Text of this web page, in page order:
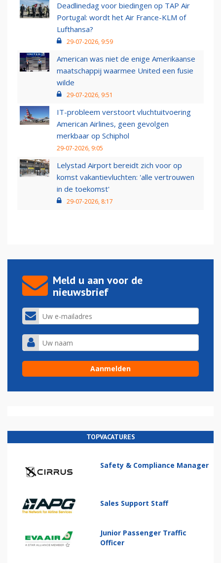
Deadlinedag voor biedingen op TAP Air
Portugal: wordt het Air France-KLM of
Lufthansa?
29-07-2026, 9:59
American was niet de enige Amerikaanse
maatschappij waarmee United een fusie
wilde
29-07-2026, 9:51
IT-probleem verstoort vluchtuitvoering
American Airlines, geen gevolgen
merkbaar op Schiphol
29-07-2026, 9:05
Lelystad Airport bereidt zich voor op
komst vakantievluchten: 'alle vertrouwen
in de toekomst'
29-07-2026, 8:17
Meld u aan voor de
nieuwsbrief
TOPVACATURES
Safety & Compliance Manager
Sales Support Staff
Junior Passenger Traffic
Officer